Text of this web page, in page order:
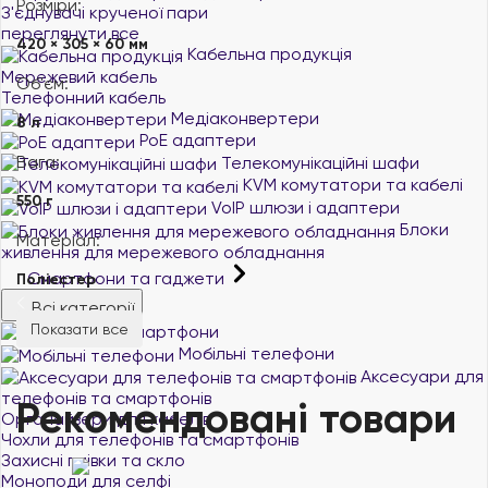
З'єднувачі крученої пари
переглянути все
Кабельна продукція
Мережевий кабель
Телефонний кабель
Медіаконвертери
PoE адаптери
Телекомунікаційні шафи
KVM комутатори та кабелі
VoIP шлюзи і адаптери
Блоки
живлення для мережевого обладнання
Смартфони та гаджети
Всі категорії
Смартфони
Мобільні телефони
Аксесуари для
телефонів та смартфонів
Органайзери для кабелів
Чохли для телефонів та смартфонів
Захисні плівки та скло
Моноподи для селфі
Розміри:
420 × 305 × 60 мм
Об'єм:
8 л
Вага:
550 г
Матеріал:
Поліестер
Показати все
Рекомендовані товари